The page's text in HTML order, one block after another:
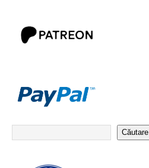
Căutare